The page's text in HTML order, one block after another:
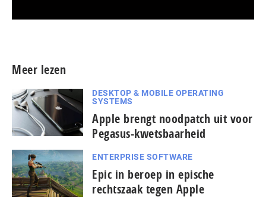
Meer lezen
DESKTOP & MOBILE OPERATING
SYSTEMS
Apple brengt noodpatch uit voor
Pegasus-kwetsbaarheid
ENTERPRISE SOFTWARE
Epic in beroep in epische
rechtszaak tegen Apple